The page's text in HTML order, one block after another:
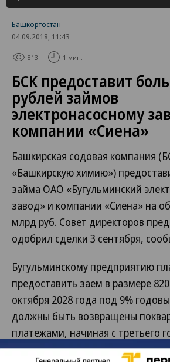
Башкортостан
04.09.2018, 11:43
813 1 мин.
БСК предоставит
рублей займов
электронасосному
компании «Сиена»
Башкирская содовая компания
«Башкирскую химию»)
займа ОАО «Бугульминский
завод» и компании «Сиена» на
млрд руб. Совет директоров
одобрил сделки 3 сентября,
Бугульминскому предприятию
предоставить заем в размере
октября 2028 года под 9%
должны быть возвращены
платежами, начиная с третьего
займом.